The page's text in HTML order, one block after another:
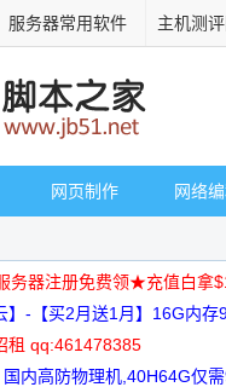
服务器常用软件 主机测
网页制作 网络
务器注册免费领★充值白拿
】-【买2月送1月】16G内存
租 qq:461478385
国内高防物理机,40H64G仅